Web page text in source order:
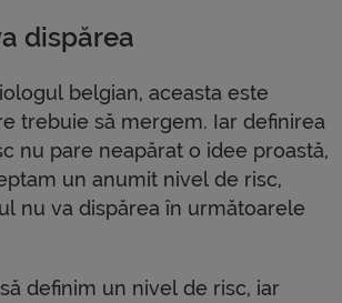
dispărea
belgian, aceasta este
trebuie să mergem. Iar definirea
nu pare neapărat o idee proastă,
un anumit nivel de risc,
nu va dispărea în următoarele
definim un nivel de risc, iar